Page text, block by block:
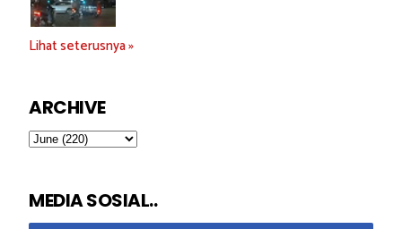
Lihat seterusnya »
ARCHIVE
MEDIA SOSIAL..